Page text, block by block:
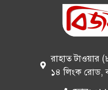
রাহাত টাওয়ার
১৪ লিংক রোড,